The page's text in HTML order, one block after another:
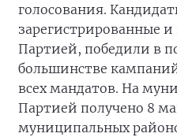
голосования.
зарегистрированные
Партией, победили в
большинстве
всех мандатов. На
Партией получено 8
муниципальных